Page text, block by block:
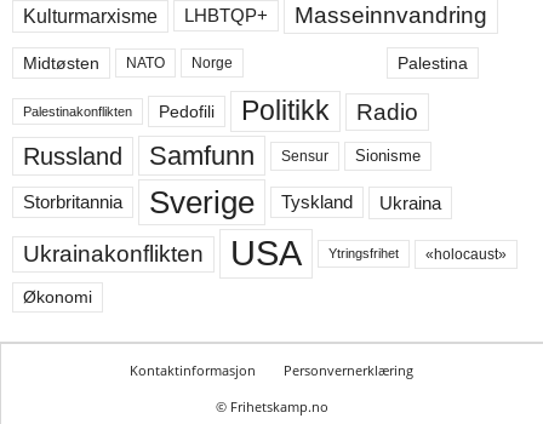
Kulturmarxisme LHBTQP+ Masseinnvandring
Midtøsten NATO Norge Palestina
Palestinakonflikten Pedofili Politikk Radio
Russland Samfunn Sensur Sionisme
Storbritannia Sverige Tyskland Ukraina
Ukrainakonflikten USA Ytringsfrihet «holocaust»
Økonomi
Kontaktinformasjon
Personvernerklæring
© Frihetskamp.no